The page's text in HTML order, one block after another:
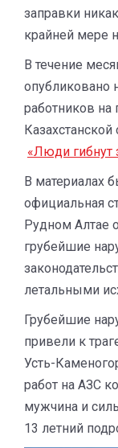
заправки
крайней мере
В течение
опубликовано
работников на
Казахстанской
«Люди гибнут
В материалах
официальная
Рудном Алтае
грубейшие
летальными
Грубейшие
привели к
Усть-
работ на АЗС
мужчина и
13 летний